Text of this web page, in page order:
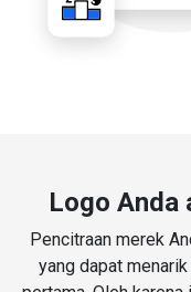
Logo Anda
Pencitraan merek
yang dapat